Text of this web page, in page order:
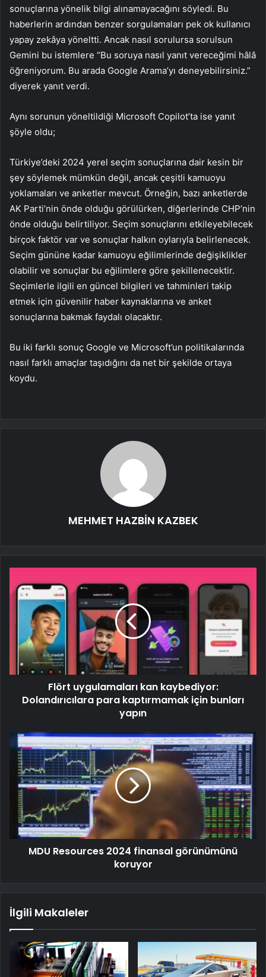
sonuçlarına yönelik bilgi alınamayacağını söyledi. Bu
haberlerin ardından benzer sorgulamaları pek ok kullanıcı
yapay zekâya yöneltti. Ancak nasıl sorulursa sorulsun
Gemini bu istemlere “Bu soruya nasıl yanıt vereceğimi hâlâ
öğreniyorum. Bu arada Google Arama’yı deneyebilirsiniz.”
diyerek yanıt verdi.
Aynı sorunun yöneltildiği Microsoft Copilot’ta ise yanıt
şöyle oldu;
Türkiye’deki 2024 yerel seçim sonuçlarına dair kesin bir
şey söylemek mümkün değil, ancak çeşitli kamuoyu
yoklamaları ve anketler mevcut. Örneğin, bazı anketlerde
AK Parti’nin önde olduğu görülürken, diğerlerinde CHP’nin
önde olduğu belirtiliyor. Seçim sonuçlarını etkileyebilecek
birçok faktör var ve sonuçlar halkın oylarıyla belirlenecek.
Seçim gününe kadar kamuoyu eğilimlerinde değişiklikler
olabilir ve sonuçlar bu eğilimlere göre şekillenecektir.
Seçimlerle ilgili en güncel bilgileri ve tahminleri takip
etmek için güvenilir haber kaynaklarına ve anket
sonuçlarına bakmak faydalı olacaktır.
Bu iki farklı sonuç Google ve Microsoft’un politikalarında
nasıl farklı amaçlar taşıdığını da net bir şekilde ortaya
koydu.
MEHMET HAZBİN KAZBEK
Flört uygulamaları kan kaybediyor:
Dolandırıcılara para kaptırmamak için bunları
yapın
MDU Resources 2024 finansal görünümünü
koruyor
İlgili Makaleler